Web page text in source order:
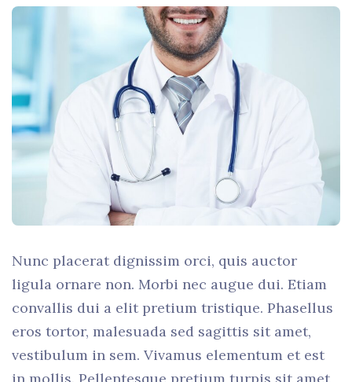
Nunc placerat dignissim orci, quis auctor
ligula ornare non. Morbi nec augue dui. Etiam
convallis dui a elit pretium tristique. Phasellus
eros tortor, malesuada sed sagittis sit amet,
vestibulum in sem. Vivamus elementum et est
in mollis. Pellentesque pretium turpis sit amet